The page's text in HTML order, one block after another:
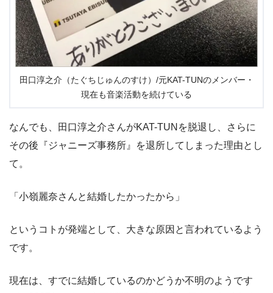
田口淳之介（たぐちじゅんのすけ）/元KAT-TUNのメンバー・
現在も音楽活動を続けている
なんでも、田口淳之介さんがKAT-TUNを脱退し、さらに
その後『ジャニーズ事務所』を退所してしまった理由とし
て。
「小嶺麗奈さんと結婚したかったから」
というコトが発端として、大きな原因と言われているよう
です。
現在は、すでに結婚しているのかどうか不明のようです